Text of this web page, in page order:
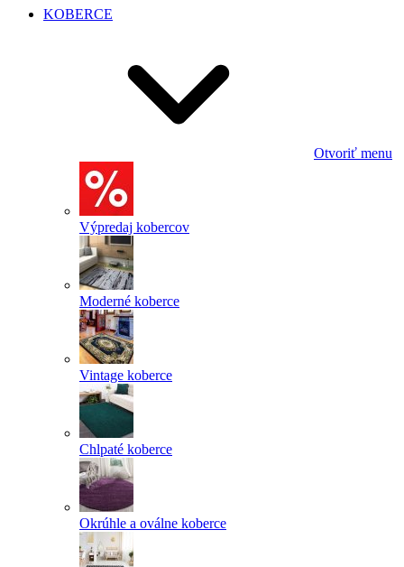
KOBERCE
Otvoriť menu
Výpredaj kobercov
Moderné koberce
Vintage koberce
Chlpaté koberce
Okrúhle a oválne koberce